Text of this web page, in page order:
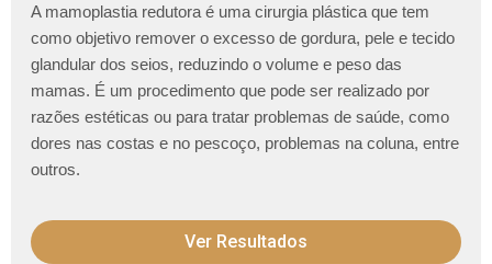
A mamoplastia redutoraé uma cirurgia plástica que tem
como objetivo remover o excesso de gordura, pele e tecido
glandular dos seios, reduzindo o volume e peso das
mamas. É um procedimento que pode ser realizado por
razões estéticas ou para tratar problemas de saúde, como
dores nas costas e no pescoço, problemas na coluna, entre
outros.
Ver Resultados